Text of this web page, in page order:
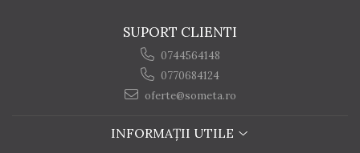
SUPORT CLIENTI
0744564148
0770684124
oferte@someta.ro
INFORMAȚII UTILE